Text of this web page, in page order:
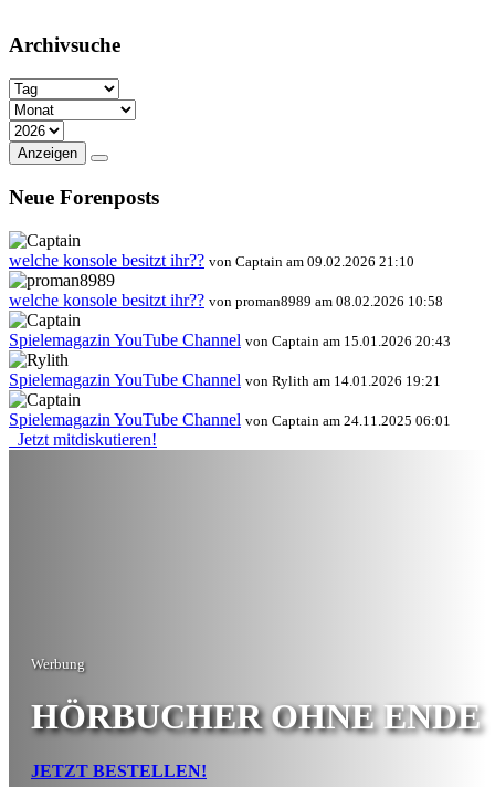
Archivsuche
Anzeigen
Neue Forenposts
welche konsole besitzt ihr?? von Captain am 09.02.2026 21:10
welche konsole besitzt ihr?? von proman8989 am 08.02.2026 10:58
Spielemagazin YouTube Channel von Captain am 15.01.2026 20:43
Spielemagazin YouTube Channel von Rylith am 14.01.2026 19:21
Spielemagazin YouTube Channel von Captain am 24.11.2025 06:01
Jetzt mitdiskutieren!
Werbung
HÖRBUCHER OHNE ENDE
JETZT BESTELLEN!